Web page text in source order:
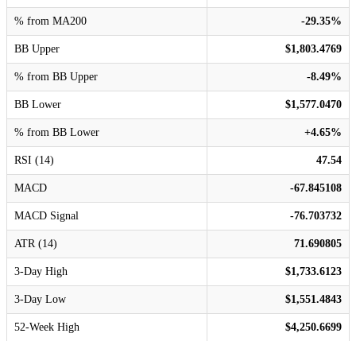
% from MA200 -29.35%
BB Upper $1,803.4769
% from BB Upper -8.49%
BB Lower $1,577.0470
% from BB Lower +4.65%
RSI (14) 47.54
MACD -67.845108
MACD Signal -76.703732
ATR (14) 71.690805
3-Day High $1,733.6123
3-Day Low $1,551.4843
52-Week High $4,250.6699